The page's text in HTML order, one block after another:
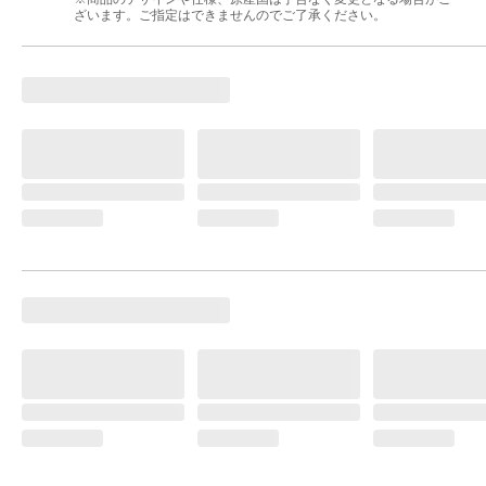
ざいます。ご指定はできませんのでご了承ください。